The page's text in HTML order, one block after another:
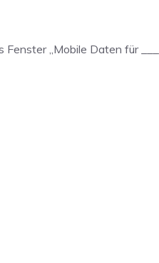
„Mobile Daten für